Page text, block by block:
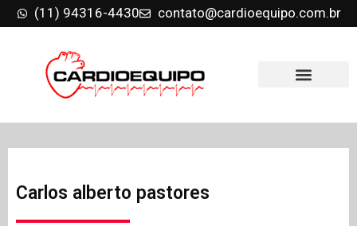
(11) 94316-4430 contato@cardioequipo.com.br
Carlos alberto pastores